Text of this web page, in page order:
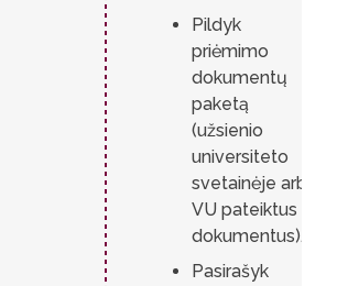
Pildyk
priėmimo
dokumentų
paketą
(užsienio
universiteto
svetainėje arba
VU pateiktus
dokumentus).
Pasirašyk